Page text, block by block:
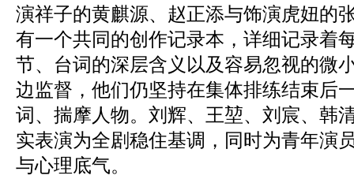
演祥子的黄麒源、赵正添与饰演虎妞的
有一个共同的创作记录本，详细记录着
节、台词的深层含义以及容易忽视的微
边监督，他们仍坚持在集体排练结束后
词、揣摩人物。刘辉、王堃、刘宸、韩
实表演为全剧稳住基调，同时为青年演
与心理底气。